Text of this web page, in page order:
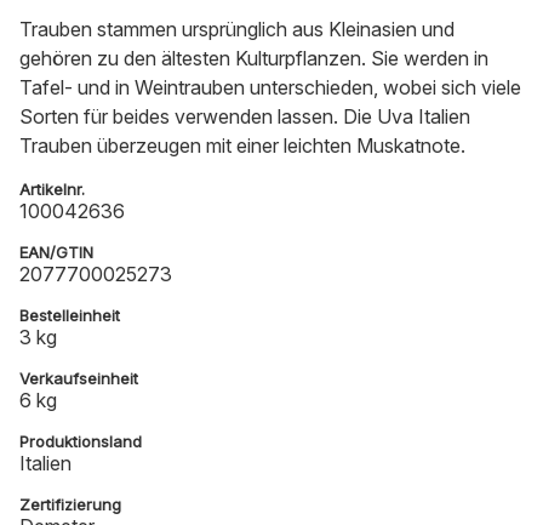
Trauben stammen ursprünglich aus Kleinasien und
gehören zu den ältesten Kulturpflanzen. Sie werden in
Tafel- und in Weintrauben unterschieden, wobei sich viele
Sorten für beides verwenden lassen. Die Uva Italien
Trauben überzeugen mit einer leichten Muskatnote.
Artikelnr.
100042636
EAN/GTIN
2077700025273
Bestelleinheit
3 kg
Verkaufseinheit
6 kg
Produktionsland
Italien
Zertifizierung